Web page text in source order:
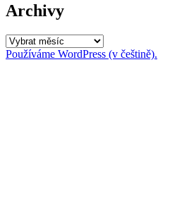
Archivy
Archivy
Používáme WordPress (v češtině).